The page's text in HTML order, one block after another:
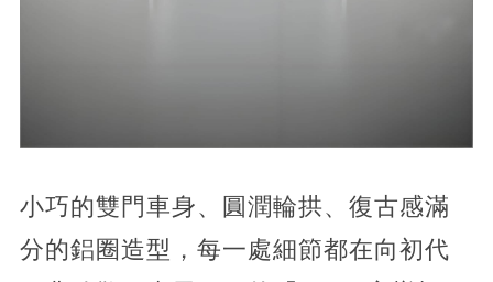
小巧的雙門車身、圓潤輪拱、復古感滿
分的鋁圈造型，每一處細節都在向初代